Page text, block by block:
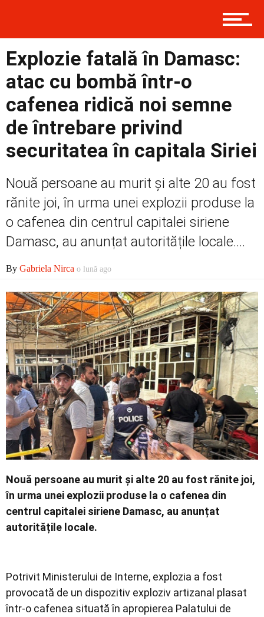
Prima
Politică
Social
Economic
Contact
Explozie fatală în Damasc:
atac cu bombă într-o
cafenea ridică noi semne
de întrebare privind
securitatea în capitala Siriei
Nouă persoane au murit și alte 20 au fost
rănite joi, în urma unei explozii produse la
o cafenea din centrul capitalei siriene
Damasc, au anunțat autoritățile locale....
By Gabriela Nirca o lună ago
Nouă persoane au murit și alte 20 au fost rănite joi,
în urma unei explozii produse la o cafenea din
centrul capitalei siriene Damasc, au anunțat
autoritățile locale.
Potrivit Ministerului de Interne, explozia a fost
provocată de un dispozitiv exploziv artizanal plasat
într-o cafenea situată în apropierea Palatului de